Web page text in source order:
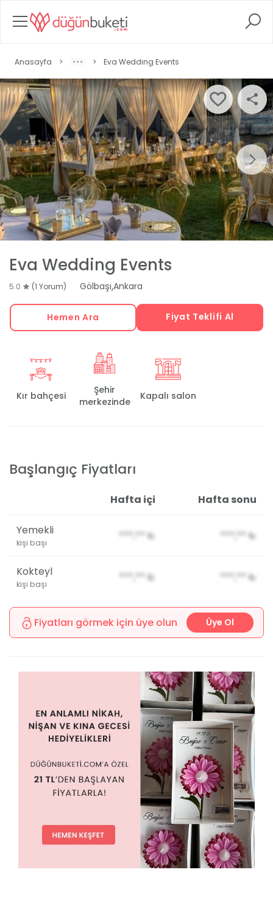
Anasayfa > > Eva Wedding Events
1 / 6
Eva Wedding Events
5.0 (1 Yorum) Gölbaşı,Ankara
Hemen Ara Fiyat Teklifi Al
Kır bahçesi
Şehir
merkezinde
Kapalı salon
Başlangıç Fiyatları
Hafta içi Hafta sonu
Yemekli
kişi başı
***,** ₺ ***,** ₺
Kokteyl
kişi başı
***,** ₺ ***,** ₺
Fiyatları görmek için üye olun Üye Ol